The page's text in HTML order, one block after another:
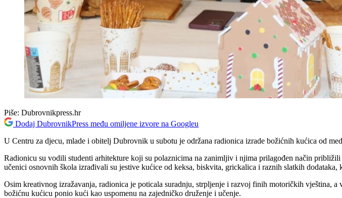
Piše: Dubrovnikpress.hr
Dodaj DubrovnikPress među omiljene izvore na Googleu
U Centru za djecu, mlade i obitelj Dubrovnik u subotu je održana radionica izrade božićnih kućica od
Radionicu su vodili studenti arhitekture koji su polaznicima na zanimljiv i njima prilagođen način
učenici osnovnih škola izrađivali su jestive kućice od keksa, biskvita, grickalica i raznih slatkih dodataka,
Osim kreativnog izražavanja, radionica je poticala suradnju, strpljenje i razvoj finih motoričkih vještina,
božićnu kućicu ponio kući kao uspomenu na zajedničko druženje i učenje.